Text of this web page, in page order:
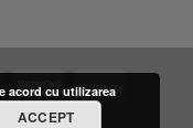
acord cu utilizarea
ACCEPT